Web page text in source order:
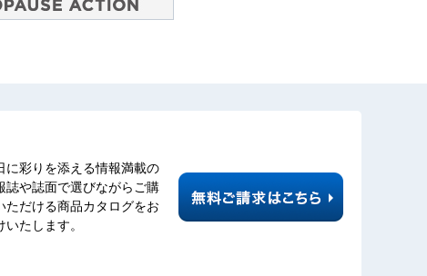
に彩りを添える情報満載の
誌や誌面で選びながらご購
ただける商品カタログをお
いたします。